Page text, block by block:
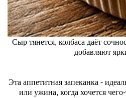
Сыр тянется, колбаса даёт
добавляют
Эта аппетитная запеканка -
или ужина, когда хочется